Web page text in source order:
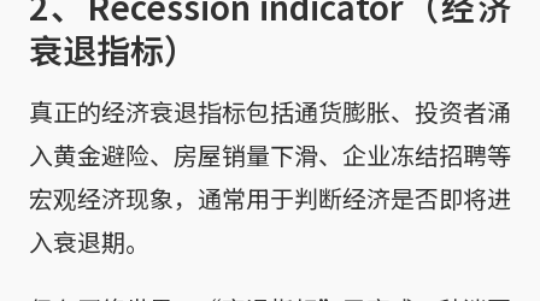
衰退指标）
真正的经济衰退指标包括通货膨胀、投资者涌
入黄金避险、房屋销量下滑、企业冻结招聘等
宏观经济现象，通常用于判断经济是否即将进
入衰退期。